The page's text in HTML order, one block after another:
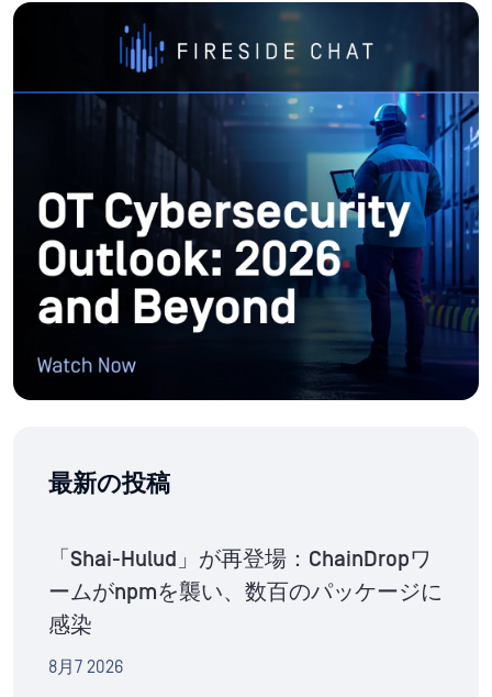
最新の投稿
「Shai-Hulud」が再登場：ChainDropワ
ームがnpmを襲い、数百のパッケージに
感染
8月7 2026